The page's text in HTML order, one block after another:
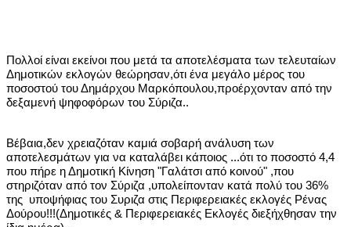
Πολλοί είναι εκείνοι που μετά τα αποτελέσματα των τελευταίων
Δημοτικών εκλογών θεώρησαν,ότι ένα μεγάλο μέρος του
ποσοστού του Δημάρχου Μαρκόπουλου,προέρχονταν από την
δεξαμενή ψηφοφόρων του Σύριζα..
Βέβαια,δεν χρειαζόταν καμιά σοβαρή ανάλυση των
αποτελεσμάτων για να καταλάβει κάποιος ...ότι το ποσοστό 4,4
που πήρε η Δημοτική Κίνηση "Γαλάτσι από κοινού" ,που
στηριζόταν από τον Σύριζα ,υπολείπονταν κατά πολύ του 36%
της υποψήφιας του Συριζα στις Περιφερειακές εκλογές Ρένας
Δούρου!!!(Δημοτικές & Περιφερειακές Εκλογές διεξήχθησαν την